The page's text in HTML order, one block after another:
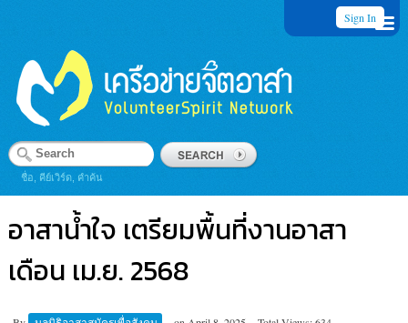
Sign In
ชื่อ, คีย์เวิร์ด, คำค้น
อาสาน้ำใจ เตรียมพื้นที่งานอาสา
เดือน เม.ย. 2568